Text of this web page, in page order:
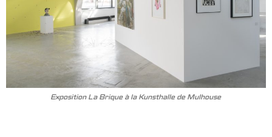
Exposition La Brique à la Kunsthalle de Mulhouse